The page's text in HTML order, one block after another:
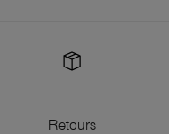
Retours